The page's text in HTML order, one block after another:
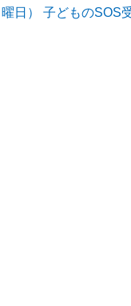
日） 子どものSOS